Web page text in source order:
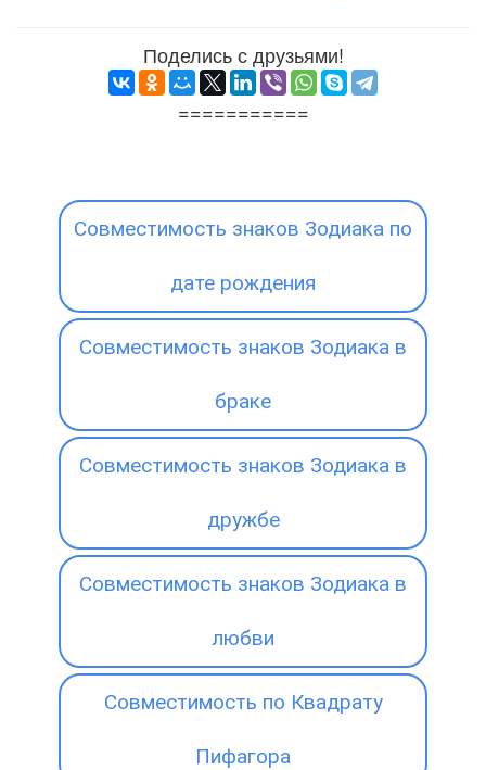
Поделись с друзьями!
===========
Совместимость знаков Зодиака по
дате рождения
Совместимость знаков Зодиака в
браке
Совместимость знаков Зодиака в
дружбе
Совместимость знаков Зодиака в
любви
Совместимость по Квадрату
Пифагора